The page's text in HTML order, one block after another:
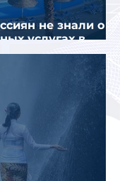
не знали о
услугах в